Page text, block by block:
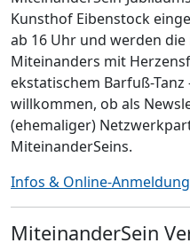
Kunsthof Eibenstock
ab 16 Uhr und werden die
Miteinanders mit
ekstatischem Barfuß-
willkommen, ob als
(ehemaliger)
MiteinanderSeins.
Infos & Online-Anmeldung
MiteinanderSein